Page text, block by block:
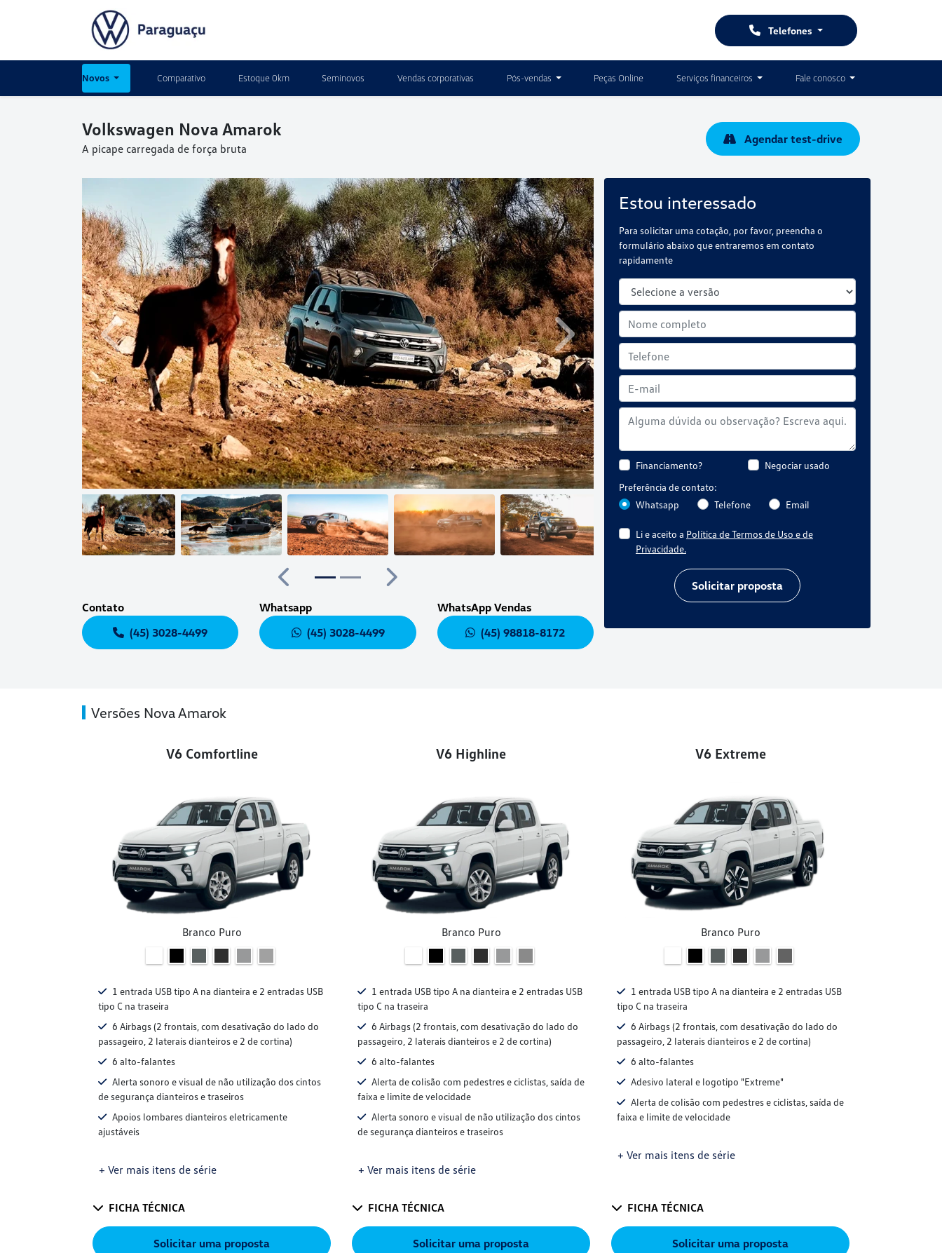
Telefones
Novos Comparativo Estoque 0km Seminovos Vendas corporativas Pós-vendas Peças Online Serviços financeiros Fale conosco
Volkswagen Nova Amarok
A picape carregada de força bruta
Agendar test-drive
Estou interessado
Para solicitar uma cotação, por favor, preencha o
formulário abaixo que entraremos em contato
rapidamente
Financiamento?
Negociar usado
Preferência de contato:
Whatsapp
Telefone Email
Li e aceito a Política de Termos de Uso e de
Privacidade.
Solicitar proposta
Anterior Próximo
Anterior
Próximo
Contato
(45) 3028-4499
Whatsapp
(45) 3028-4499
WhatsApp Vendas
(45) 98818-8172
Versões Nova Amarok
V6 Comfortline
Branco Puro
1 entrada USB tipo A na dianteira e 2 entradas USB
tipo C na traseira
6 Airbags (2 frontais, com desativação do lado do
passageiro, 2 laterais dianteiros e 2 de cortina)
6 alto-falantes
Alerta sonoro e visual de não utilização dos cintos
de segurança dianteiros e traseiros
Apoios lombares dianteiros eletricamente
ajustáveis
+ Ver mais itens de série
FICHA TÉCNICA
Solicitar uma proposta
V6 Highline
Branco Puro
1 entrada USB tipo A na dianteira e 2 entradas USB
tipo C na traseira
6 Airbags (2 frontais, com desativação do lado do
passageiro, 2 laterais dianteiros e 2 de cortina)
6 alto-falantes
Alerta de colisão com pedestres e ciclistas, saída de
faixa e limite de velocidade
Alerta sonoro e visual de não utilização dos cintos
de segurança dianteiros e traseiros
+ Ver mais itens de série
FICHA TÉCNICA
Solicitar uma proposta
V6 Extreme
Branco Puro
1 entrada USB tipo A na dianteira e 2 entradas USB
tipo C na traseira
6 Airbags (2 frontais, com desativação do lado do
passageiro, 2 laterais dianteiros e 2 de cortina)
6 alto-falantes
Adesivo lateral e logotipo "Extreme"
Alerta de colisão com pedestres e ciclistas, saída de
faixa e limite de velocidade
+ Ver mais itens de série
FICHA TÉCNICA
Solicitar uma proposta